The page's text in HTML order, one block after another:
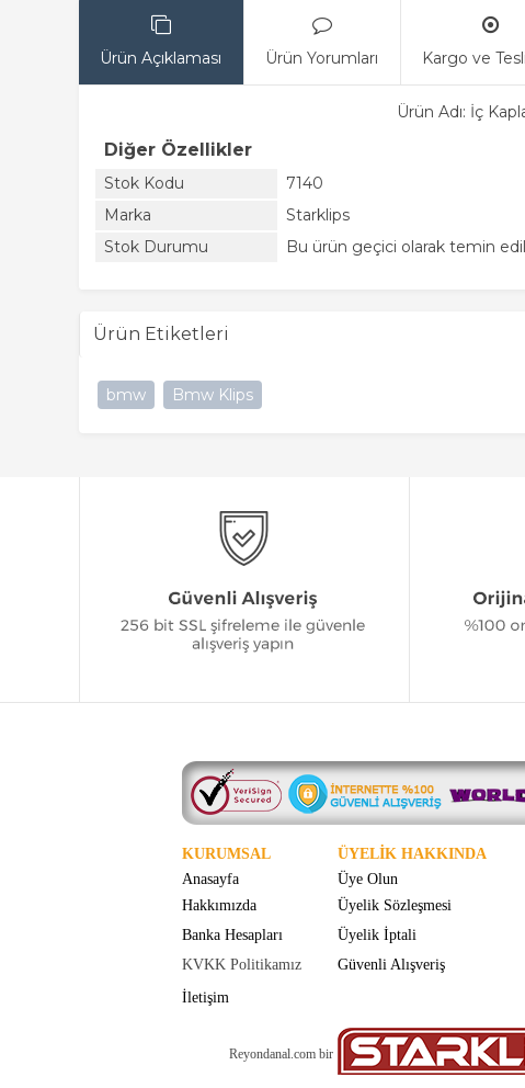
Ürün Açıklaması Ürün Yorumları Kargo ve
Ürün Adı: İç
Diğer Özellikler
Stok Kodu
7140
Marka
Starklips
Stok Durumu
Bu ürün geçici olarak temin
Ürün Etiketleri
bmw Bmw Klips
KURUMSAL ÜYELİK HAKKINDA
Anasayfa Üye Olun
Hakkımızda
Üyelik Sözleşmesi
Banka Hesapları
Üyelik İptali
KVKK Politikamız
Güvenli Alışveriş
İletişim
Reyondanal.com bir